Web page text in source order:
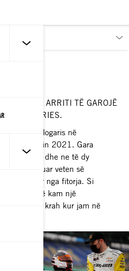
QË ARRITI TË GAROJË
SERIES.
i lumtur të llogaris në
për sezonin 2021. Gara
së Can-Am dhe ne të dy
të tejkaluar veten së
e siguruar nga fitorja. Si
krenar që kam një
në krah kur jam në